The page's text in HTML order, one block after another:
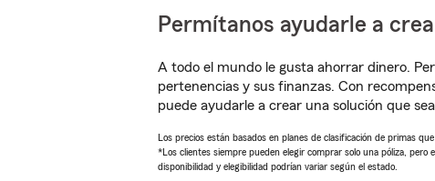
Permítanos ayudarle a
A todo el mundo le gusta ahorrar dinero.
pertenencias y sus finanzas. Con
puede ayudarle a crear una solución que
Los precios están basados en planes de clasificación de primas
*Los clientes siempre pueden elegir comprar solo una póliza, pero
disponibilidad y elegibilidad podrían variar según el estado.